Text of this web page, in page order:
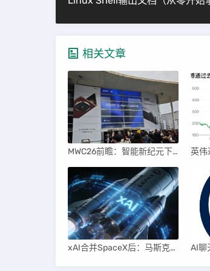
相关文章
MWC26前瞻：智能新纪元下的科技盛宴
xAI合并SpaceX后：马斯克直接介入，团队压力激增